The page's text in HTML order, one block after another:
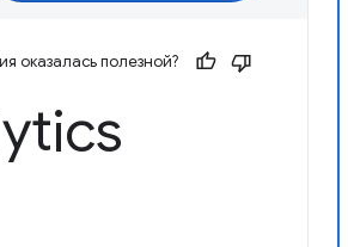
оказалась полезной?